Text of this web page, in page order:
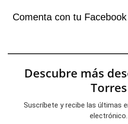
Comenta con tu Facebook
Descubre más
Torres
Suscríbete y recibe las últimas
electrónico.